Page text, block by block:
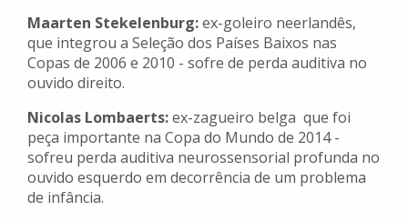
Maarten Stekelenburg:ex-goleiro neerlandês,
que integrou a Seleção dos Países Baixos nas
Copas de 2006 e 2010 - sofre de perda auditiva no
ouvido direito.
Nicolas Lombaerts:ex-zagueiro belga que foi
peça importante na Copa do Mundo de 2014 -
sofreu perda auditiva neurossensorial profunda no
ouvido esquerdo em decorrência de um problema
de infância.